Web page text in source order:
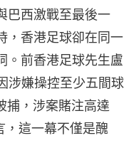
巴西激戰至最後一
，香港足球卻在同一
。前香港足球先生盧
涉嫌操控至少五間球
捕，涉案賭注高達
，這一幕不僅是醜